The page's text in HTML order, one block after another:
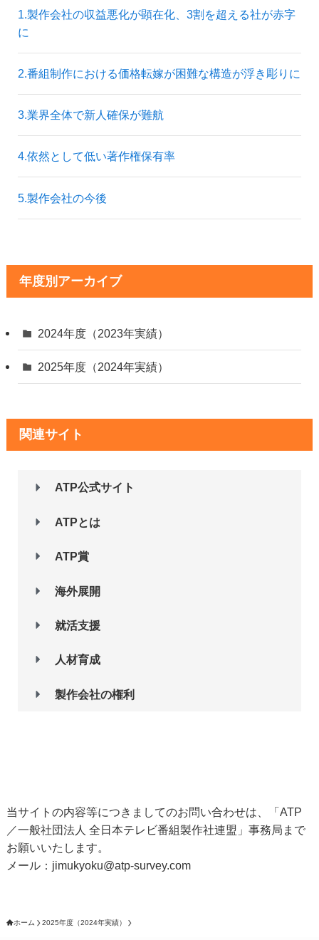
1.製作会社の収益悪化が顕在化、3割を超える社が赤字
に
2.番組制作における価格転嫁が困難な構造が浮き彫りに
3.業界全体で新人確保が難航
4.依然として低い著作権保有率
5.製作会社の今後
年度別アーカイブ
2024年度（2023年実績）
2025年度（2024年実績）
関連サイト
ATP公式サイト
ATPとは
ATP賞
海外展開
就活支援
人材育成
製作会社の権利
当サイトの内容等につきましてのお問い合わせは、「ATP
／一般社団法人 全日本テレビ番組製作社連盟」事務局まで
お願いいたします。
メール：jimukyoku
atp-survey.com
ホーム 2025年度（2024年実績）